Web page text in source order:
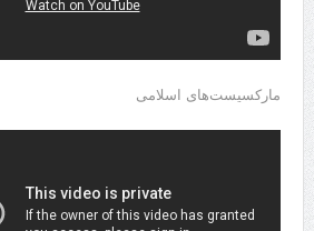
مارکسیست‌های اسلامی